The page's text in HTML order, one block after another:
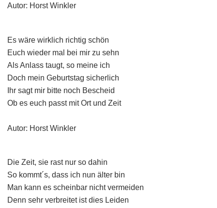
Autor: Horst Winkler
Es wäre wirklich richtig schön
Euch wieder mal bei mir zu sehn
Als Anlass taugt, so meine ich
Doch mein Geburtstag sicherlich
Ihr sagt mir bitte noch Bescheid
Ob es euch passt mit Ort und Zeit
Autor: Horst Winkler
Die Zeit, sie rast nur so dahin
So kommt´s, dass ich nun älter bin
Man kann es scheinbar nicht vermeiden
Denn sehr verbreitet ist dies Leiden